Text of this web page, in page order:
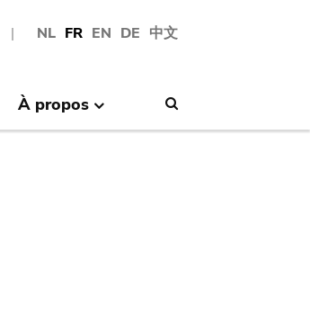
NL FR EN DE 中文
À propos